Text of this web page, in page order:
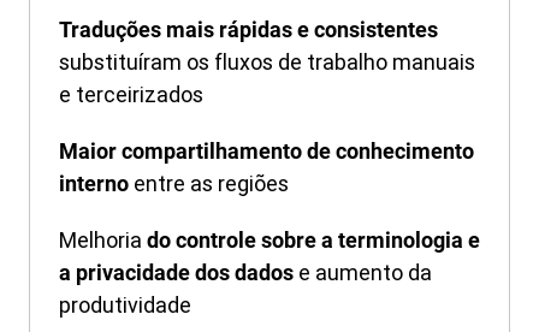
Traduções mais rápidas e consistentes
substituíram os fluxos de trabalho manuais
e terceirizados
Maior compartilhamento de conhecimento
interno entre as regiões
Melhoria do controle sobre a terminologia e
a privacidade dos dados e aumento da
produtividade